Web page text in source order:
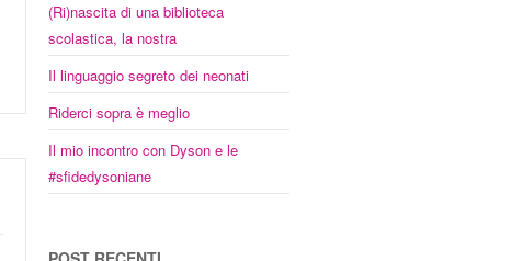
(Ri)nascita di una biblioteca
scolastica, la nostra
Il linguaggio segreto dei neonati
Riderci sopra è meglio
Il mio incontro con Dyson e le
#sfidedysoniane